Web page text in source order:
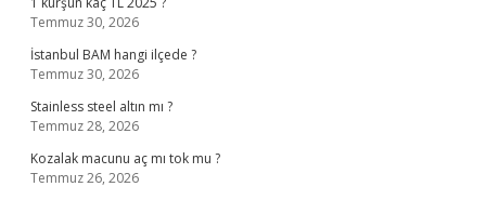
Temmuz 30, 2026
İstanbul BAM hangi ilçede ?
Temmuz 30, 2026
Stainless steel altın mı ?
Temmuz 28, 2026
Kozalak macunu aç mı tok mu ?
Temmuz 26, 2026